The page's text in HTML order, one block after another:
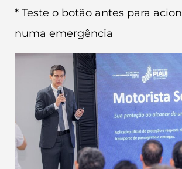
* Teste o botão antes para
numa emergência